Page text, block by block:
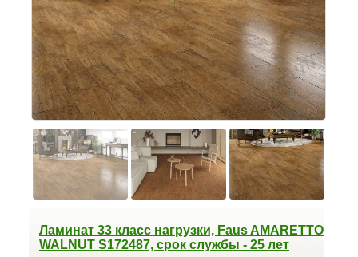
Ламинат 33 класс нагрузки, Faus AMARETTO
WALNUT S172487, срок службы - 25 лет